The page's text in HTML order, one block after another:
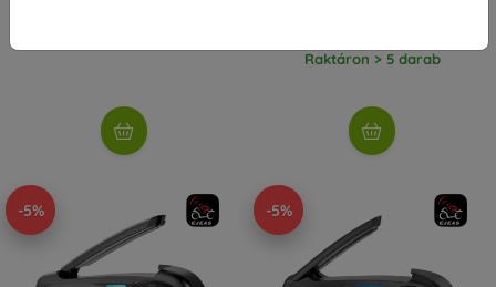
Raktáron > 5 darab
-5% -5%